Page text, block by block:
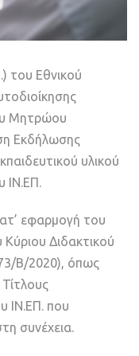
του Εθνικού
Μητρώου
Εκδήλωσης
υλικού
ΙΝ.ΕΠ.
εφαρμογή του
Διδακτικού
B/2020), όπως
ΙΝ.ΕΠ. που
συνέχεια.